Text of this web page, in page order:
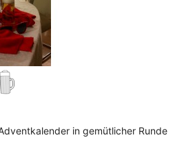
in gemütlicher Runde